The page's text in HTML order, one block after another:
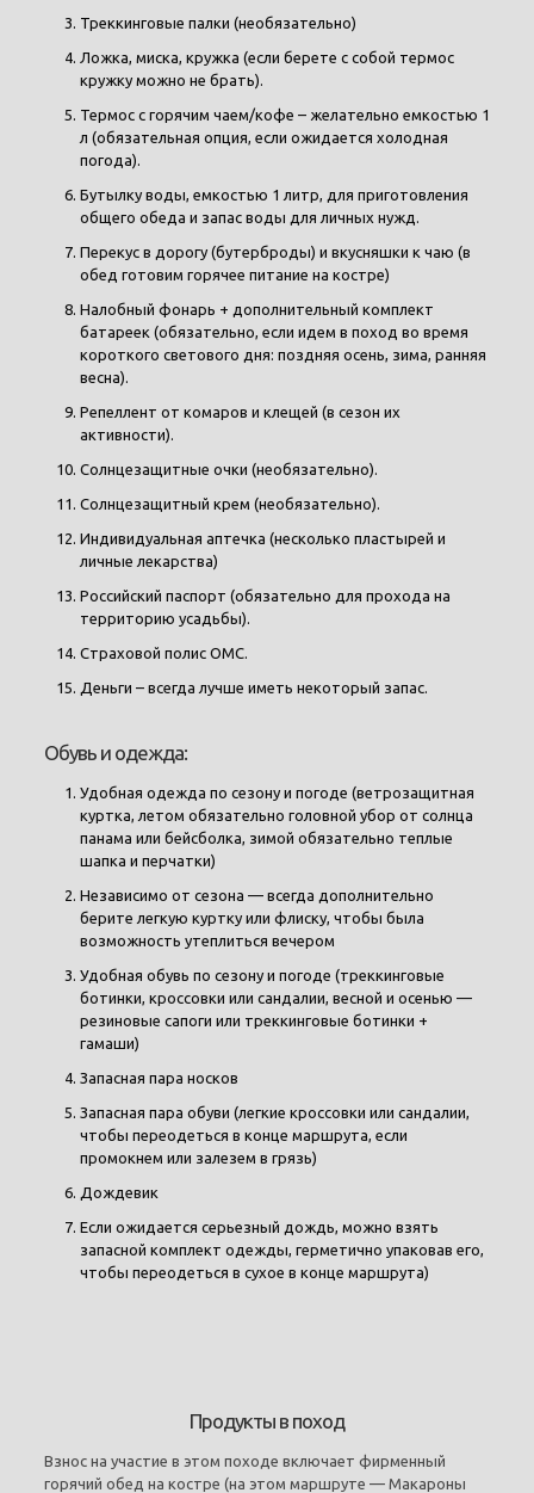
Треккинговые палки (необязательно)
Ложка, миска, кружка (если берете с собой термос
кружку можно не брать).
Термос с горячим чаем/кофе – желательно емкостью 1
л (обязательная опция, если ожидается холодная
погода).
Бутылку воды, емкостью 1 литр, для приготовления
общего обеда и запас воды для личных нужд.
Перекус в дорогу (бутерброды) и вкусняшки к чаю (в
обед готовим горячее питание на костре)
Налобный фонарь + дополнительный комплект
батареек (обязательно, если идем в поход во время
короткого светового дня: поздняя осень, зима, ранняя
весна).
Репеллент от комаров и клещей (в сезон их
активности).
Солнцезащитные очки (необязательно).
Солнцезащитный крем (необязательно).
Индивидуальная аптечка (несколько пластырей и
личные лекарства)
Российский паспорт (обязательно для прохода на
территорию усадьбы).
Страховой полис ОМС.
Деньги – всегда лучше иметь некоторый запас.
Обувь и одежда:
Удобная одежда по сезону и погоде (ветрозащитная
куртка, летом обязательно головной убор от солнца
панама или бейсболка, зимой обязательно теплые
шапка и перчатки)
Независимо от сезона — всегда дополнительно
берите легкую куртку или флиску, чтобы была
возможность утеплиться вечером
Удобная обувь по сезону и погоде (треккинговые
ботинки, кроссовки или сандалии, весной и осенью —
резиновые сапоги или треккинговые ботинки +
гамаши)
Запасная пара носков
Запасная пара обуви (легкие кроссовки или сандалии,
чтобы переодеться в конце маршрута, если
промокнем или залезем в грязь)
Дождевик
Если ожидается серьезный дождь, можно взять
запасной комплект одежды, герметично упаковав его,
чтобы переодеться в сухое в конце маршрута)
Продукты в поход
Взнос на участие в этом походе включает фирменный
горячий обед на костре (на этом маршруте — Макароны